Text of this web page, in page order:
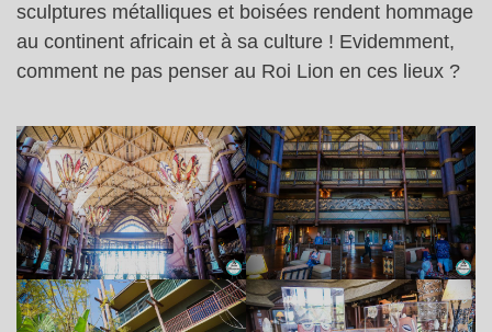
sculptures métalliques et boisées rendent hommage
au continent africain et à sa culture ! Evidemment,
comment ne pas penser au Roi Lion en ces lieux ?